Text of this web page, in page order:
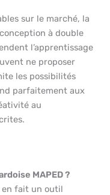
sur le marché, la
à double
l’apprentissage
ne proposer
les possibilités
parfaitement aux
au
MAPED ?
en fait un outil